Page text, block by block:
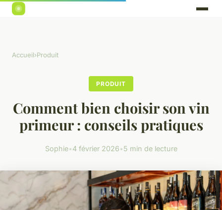
Accueil›Produit
PRODUIT
Comment bien choisir son vin
primeur : conseils pratiques
Sophie•4 février 2026•5 min de lecture